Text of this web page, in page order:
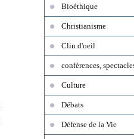
Bioéthique
Christianisme
Clin d'oeil
conférences,
Culture
Débats
Défense de la Vie